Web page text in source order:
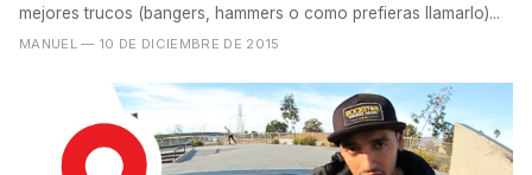
mejores trucos (bangers, hammers o como prefieras llamarlo)...
MANUEL — 10 DE DICIEMBRE DE 2015